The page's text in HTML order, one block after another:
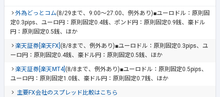
外為どっとコム(8/29まで、9:00～27:00、例外あり)■ユーロドル：原則固
定0.3pips、ユーロ円：原則固定0.4銭、ポンド円：原則固定0.9銭、豪ドル
円：原則固定0.5銭、ほか
楽天証券[楽天FX] (8/8まで、例外あり)■ユーロドル：原則固定0.3pips、ユ
ーロ円：原則固定0.4銭、豪ドル円：原則固定0.5銭、ほか
楽天証券[楽天MT4] (8/8まで、例外あり)■ユーロドル：原則固定0.5pips、
ユーロ円：原則固定1.0銭、豪ドル円：原則固定0.7銭、ほか
主要FX会社のスプレッド比較はこちら